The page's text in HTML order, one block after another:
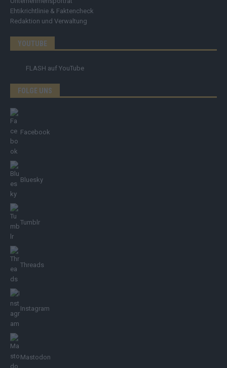
Ehtikrichtlinie & Faktencheck
Redaktion und Verwaltung
YOUTUBE
FLASH auf YouTube
FOLGE UNS
Facebook
Bluesky
Tumblr
Threads
Instagram
Mastodon